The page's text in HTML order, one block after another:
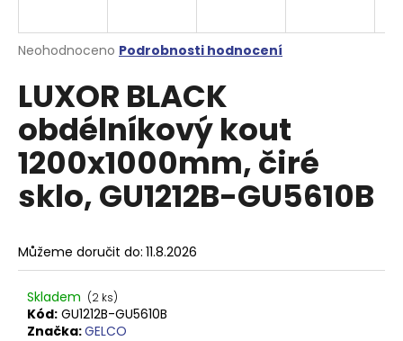
Průměrné
produktu
je
z
5
hvězdiček.
Neohodnoceno Podrobnosti hodnocení
LUXOR BLACK
obdélníkový kout
1200x1000mm, čiré
sklo, GU1212B-GU5610B
Můžeme doručit do: 11.8.2026
Skladem (2 ks)
Kód: GU1212B-GU5610B
Značka:GELCO
j
t
?
HLEDAT
D
o
p